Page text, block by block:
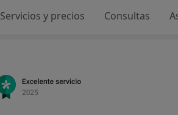
Servicios y precios Consultas